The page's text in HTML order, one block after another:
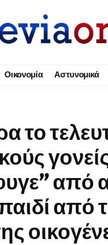
Οικονομία Αστυνομικά
το
από
από